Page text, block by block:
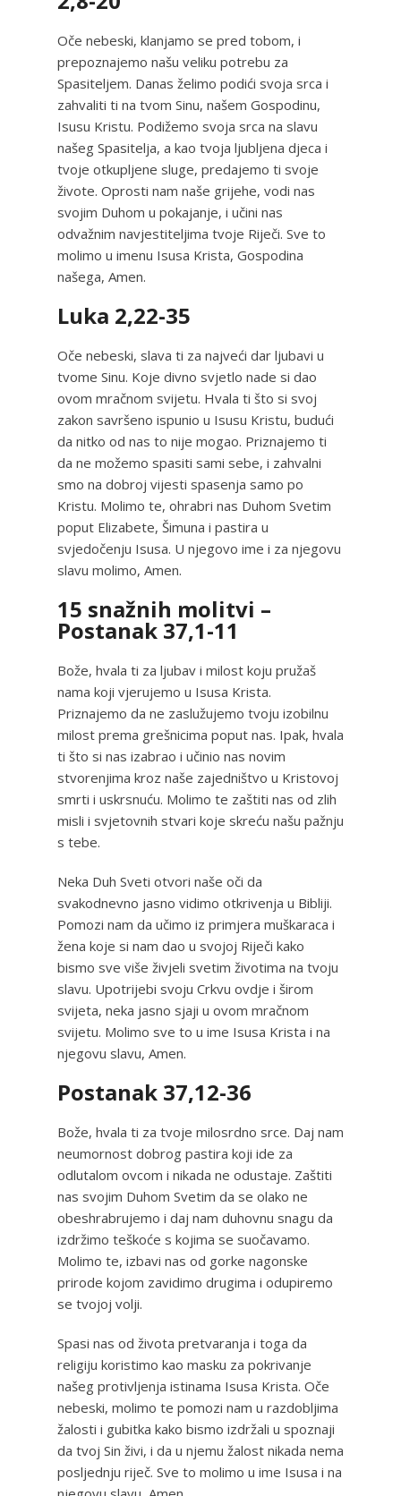
Oče nebeski, klanjamo se pred tobom, i
prepoznajemo našu veliku potrebu za
Spasiteljem. Danas želimo podići svoja srca i
zahvaliti ti na tvom Sinu, našem Gospodinu,
Isusu Kristu. Podižemo svoja srca na slavu
našeg Spasitelja, a kao tvoja ljubljena djeca i
tvoje otkupljene sluge, predajemo ti svoje
živote. Oprosti nam naše grijehe, vodi nas
svojim Duhom u pokajanje, i učini nas
odvažnim navjestiteljima tvoje Riječi. Sve to
molimo u imenu Isusa Krista, Gospodina
našega, Amen.
Luka 2,22-35
Oče nebeski, slava ti za najveći dar ljubavi u
tvome Sinu. Koje divno svjetlo nade si dao
ovom mračnom svijetu. Hvala ti što si svoj
zakon savršeno ispunio u Isusu Kristu, budući
da nitko od nas to nije mogao. Priznajemo ti
da ne možemo spasiti sami sebe, i zahvalni
smo na dobroj vijesti spasenja samo po
Kristu. Molimo te, ohrabri nas Duhom Svetim
poput Elizabete, Šimuna i pastira u
svjedočenju Isusa. U njegovo ime i za njegovu
slavu molimo, Amen.
15 snažnih molitvi –
Postanak 37,1-11
Bože, hvala ti za ljubav i milost koju pružaš
nama koji vjerujemo u Isusa Krista.
Priznajemo da ne zaslužujemo tvoju izobilnu
milost prema grešnicima poput nas. Ipak, hvala
ti što si nas izabrao i učinio nas novim
stvorenjima kroz naše zajedništvo u Kristovoj
smrti i uskrsnuću. Molimo te zaštiti nas od zlih
misli i svjetovnih stvari koje skreću našu pažnju
s tebe.
Neka Duh Sveti otvori naše oči da
svakodnevno jasno vidimo otkrivenja u Bibliji.
Pomozi nam da učimo iz primjera muškaraca i
žena koje si nam dao u svojoj Riječi kako
bismo sve više živjeli svetim životima na tvoju
slavu. Upotrijebi svoju Crkvu ovdje i širom
svijeta, neka jasno sjaji u ovom mračnom
svijetu. Molimo sve to u ime Isusa Krista i na
njegovu slavu, Amen.
Postanak 37,12-36
Bože, hvala ti za tvoje milosrdno srce. Daj nam
neumornost dobrog pastira koji ide za
odlutalom ovcom i nikada ne odustaje. Zaštiti
nas svojim Duhom Svetim da se olako ne
obeshrabrujemo i daj nam duhovnu snagu da
izdržimo teškoće s kojima se suočavamo.
Molimo te, izbavi nas od gorke nagonske
prirode kojom zavidimo drugima i odupiremo
se tvojoj volji.
Spasi nas od života pretvaranja i toga da
religiju koristimo kao masku za pokrivanje
našeg protivljenja istinama Isusa Krista. Oče
nebeski, molimo te pomozi nam u razdobljima
žalosti i gubitka kako bismo izdržali u spoznaji
da tvoj Sin živi, i da u njemu žalost nikada nema
posljednju riječ. Sve to molimo u ime Isusa i na